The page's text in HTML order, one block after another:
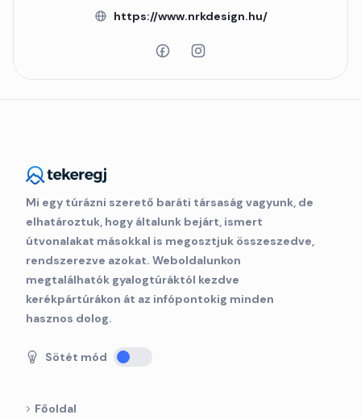
https://www.nrkdesign.hu/
Mi egy túrázni szerető baráti társaság vagyunk, de
elhatároztuk, hogy általunk bejárt, ismert
útvonalakat másokkal is megosztjuk összeszedve,
rendszerezve azokat. Weboldalunkon
megtalálhatók gyalogtúráktól kezdve
kerékpártúrákon át az infópontokig minden
hasznos dolog.
Sötét mód
Főoldal